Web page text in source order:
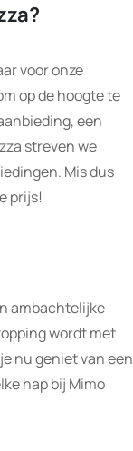
voor onze
op de hoogte te
een
streven we
Mis dus
prijs!
ambachtelijke
wordt met
nu geniet van een
hap bij Mimo